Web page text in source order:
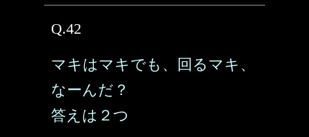
Q.42
マキはマキでも、回るマキ、
なーんだ？
答えは２つ